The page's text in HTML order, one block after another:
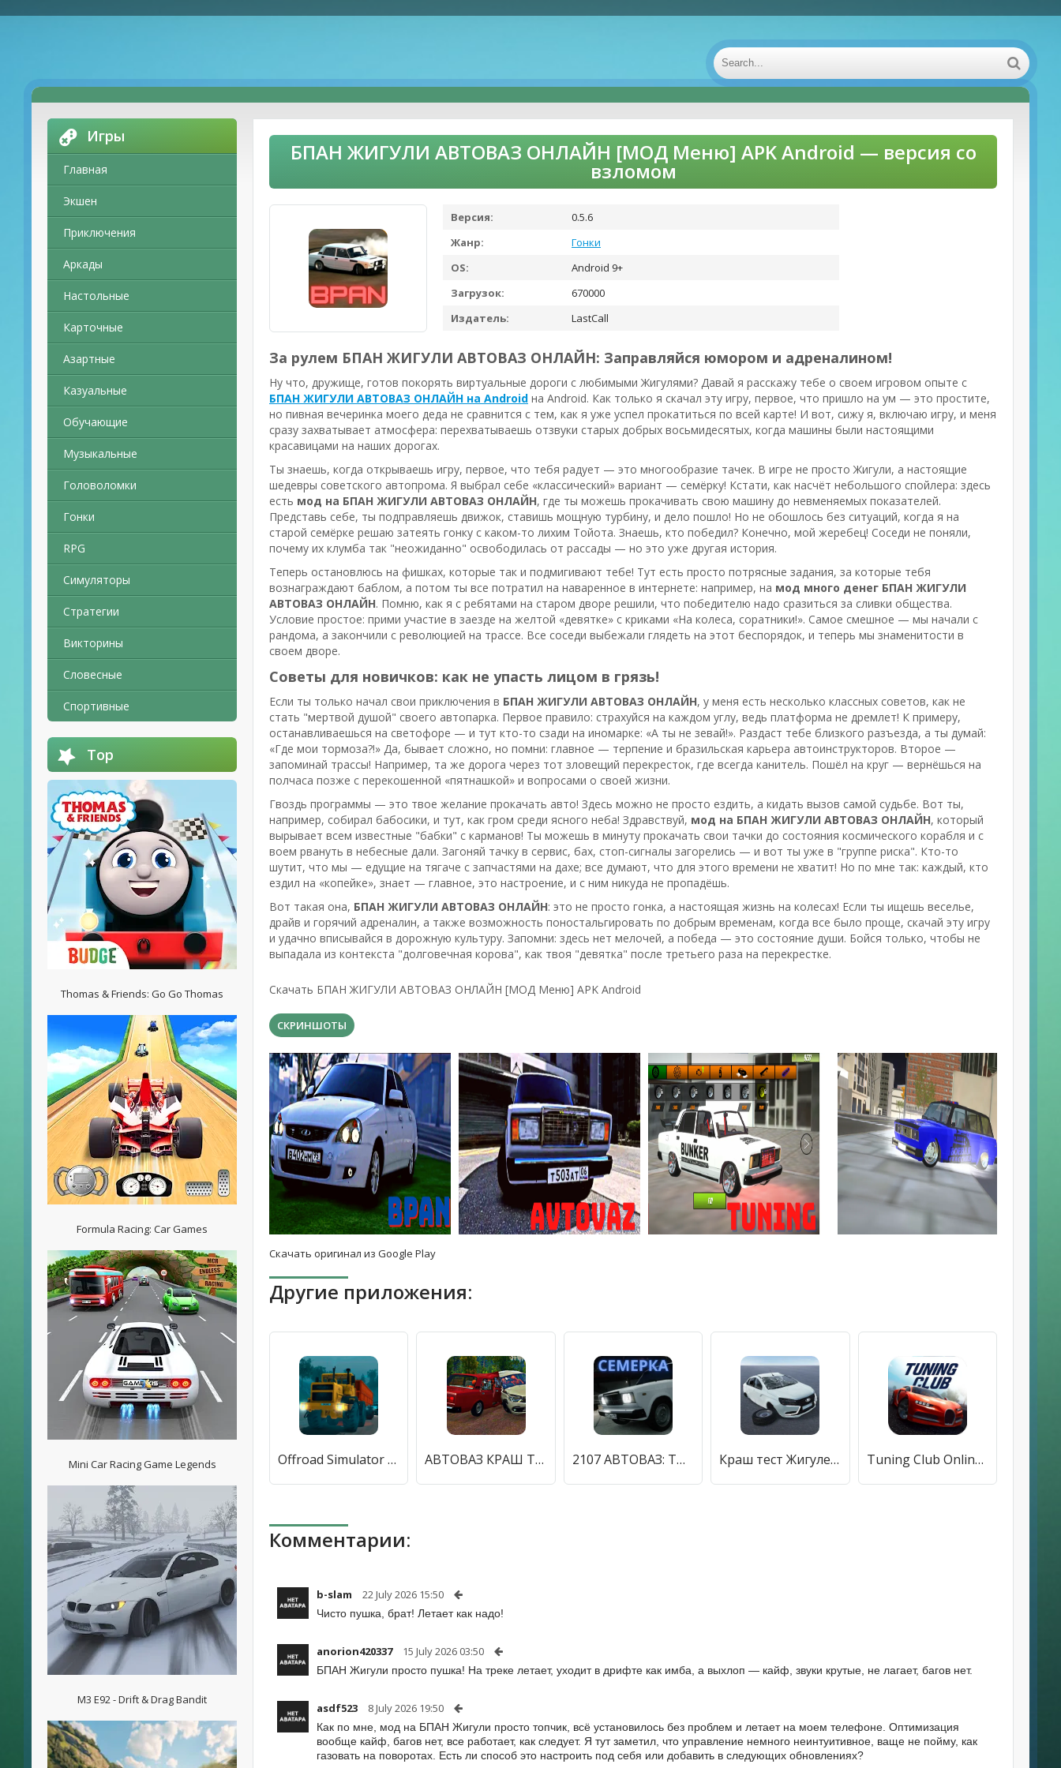
Игры
Главная
Экшен
Приключения
Аркады
Настольные
Карточные
Азартные
Казуальные
Обучающие
Музыкальные
Головоломки
Гонки
RPG
Симуляторы
Стратегии
Викторины
Словесные
Спортивные
Top
Thomas & Friends: Go Go Thomas
Formula Racing: Car Games
Mini Car Racing Game Legends
M3 E92 - Drift & Drag Bandit
БПАН ЖИГУЛИ АВТОВАЗ ОНЛАЙН [МОД Меню] APK Android — версия со
взломом
Версия:
0.5.6
Жанр:
Гонки
OS:
Android 9+
Загрузок:
670000
Издатель:
LastCall
За рулем БПАН ЖИГУЛИ АВТОВАЗ ОНЛАЙН: Заправляйся юмором и адреналином!
Ну что, дружище, готов покорять виртуальные дороги с любимыми Жигулями? Давай я расскажу тебе о своем игровом опыте с
БПАН ЖИГУЛИ АВТОВАЗ ОНЛАЙН на Android на Android. Как только я скачал эту игру, первое, что пришло на ум — это простите,
но пивная вечеринка моего деда не сравнится с тем, как я уже успел прокатиться по всей карте! И вот, сижу я, включаю игру, и меня
сразу захватывает атмосфера: перехватываешь отзвуки старых добрых восьмидесятых, когда машины были настоящими
красавицами на наших дорогах.
Ты знаешь, когда открываешь игру, первое, что тебя радует — это многообразие тачек. В игре не просто Жигули, а настоящие
шедевры советского автопрома. Я выбрал себе «классический» вариант — семёрку! Кстати, как насчёт небольшого спойлера: здесь
есть мод на БПАН ЖИГУЛИ АВТОВАЗ ОНЛАЙН, где ты можешь прокачивать свою машину до невменяемых показателей.
Представь себе, ты подправляешь движок, ставишь мощную турбину, и дело пошло! Но не обошлось без ситуаций, когда я на
старой семёрке решаю затеять гонку с каком-то лихим Тойота. Знаешь, кто победил? Конечно, мой жеребец! Соседи не поняли,
почему их клумба так "неожиданно" освободилась от рассады — но это уже другая история.
Теперь остановлюсь на фишках, которые так и подмигивают тебе! Тут есть просто потрясные задания, за которые тебя
вознаграждают баблом, а потом ты все потратил на наваренное в интернете: например, на мод много денег БПАН ЖИГУЛИ
АВТОВАЗ ОНЛАЙН. Помню, как я с ребятами на старом дворе решили, что победителю надо сразиться за сливки общества.
Условие простое: прими участие в заезде на желтой «девятке» с криками «На колеса, соратники!». Самое смешное — мы начали с
рандома, а закончили с революцией на трассе. Все соседи выбежали глядеть на этот беспорядок, и теперь мы знаменитости в
своем дворе.
Советы для новичков: как не упасть лицом в грязь!
Если ты только начал свои приключения в БПАН ЖИГУЛИ АВТОВАЗ ОНЛАЙН, у меня есть несколько классных советов, как не
стать "мертвой душой" своего автопарка. Первое правило: страхуйся на каждом углу, ведь платформа не дремлет! К примеру,
останавливаешься на светофоре — и тут кто-то сзади на иномарке: «А ты не зевай!». Раздаст тебе близкого разъезда, а ты думай:
«Где мои тормоза?!» Да, бывает сложно, но помни: главное — терпение и бразильская карьера автоинструкторов. Второе —
запоминай трассы! Например, та же дорога через тот зловещий перекресток, где всегда канитель. Пошёл на круг — вернёшься на
полчаса позже с перекошенной «пятнашкой» и вопросами о своей жизни.
Гвоздь программы — это твое желание прокачать авто! Здесь можно не просто ездить, а кидать вызов самой судьбе. Вот ты,
например, собирал бабосики, и тут, как гром среди ясного неба! Здравствуй, мод на БПАН ЖИГУЛИ АВТОВАЗ ОНЛАЙН, который
вырывает всем известные "бабки" с карманов! Ты можешь в минуту прокачать свои тачки до состояния космического корабля и с
воем рвануть в небесные дали. Загоняй тачку в сервис, бах, стоп-сигналы загорелись — и вот ты уже в "группе риска". Кто-то
шутит, что мы — едущие на тягаче с запчастями на дахе; все думают, что для этого времени не хватит! Но по мне так: каждый, кто
ездил на «копейке», знает — главное, это настроение, и с ним никуда не пропадёшь.
Вот такая она, БПАН ЖИГУЛИ АВТОВАЗ ОНЛАЙН: это не просто гонка, а настоящая жизнь на колесах! Если ты ищешь веселье,
драйв и горячий адреналин, а также возможность поностальгировать по добрым временам, когда все было проще, скачай эту игру
и удачно вписывайся в дорожную культуру. Запомни: здесь нет мелочей, а победа — это состояние души. Бойся только, чтобы не
выпадала из контекста "долговечная корова", как твоя "девятка" после третьего раза на перекрестке.
Скачать БПАН ЖИГУЛИ АВТОВАЗ ОНЛАЙН [МОД Меню] APK Android
СКРИНШОТЫ
Скачать оригинал из Google Play
Другие приложения:
Offroad Simulator Online 4x4 (Оффроуд Симулятор Онлайн 44) [МОД Unlocked] APK Android АВТОВАЗ КРАШ ТЕСТ СИМУЛЯТОР [МОД Много денег] APK Android 2107 АВТОВАЗ: ТЮНИНГ И ДРИФТ (две тысячи сто семь) [МОД Unlocked] APK Android Краш тест Жигулей АвтоВАЗ Опер [МОД Premium] APK Android Tuning Club Online (Тюнинг Клуб Онлайн) [МОД Бесконечные монеты] APK Android
Комментарии:
b-slam 22 July 2026 15:50
Чисто пушка, брат! Летает как надо!
anorion420337 15 July 2026 03:50
БПАН Жигули просто пушка! На треке летает, уходит в дрифте как имба, а выхлоп — кайф, звуки крутые, не лагает, багов нет.
asdf523 8 July 2026 19:50
Как по мне, мод на БПАН Жигули просто топчик, всё установилось без проблем и летает на моем телефоне. Оптимизация
вообще кайф, багов нет, все работает, как следует. Я тут заметил, что управление немного неинтуитивное, ваще не пойму, как
газовать на поворотах. Есть ли способ это настроить под себя или добавить в следующих обновлениях?